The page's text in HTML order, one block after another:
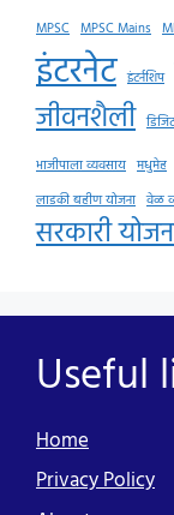
MPSC MPSC Mains
इंटरनेट इंटर्नशिप
जीवनशैली
भाजीपाला व्यवसाय मधुमेह
लाडकी बहीण योजना वेळ
सरकारी
Useful
Home
Privacy Policy